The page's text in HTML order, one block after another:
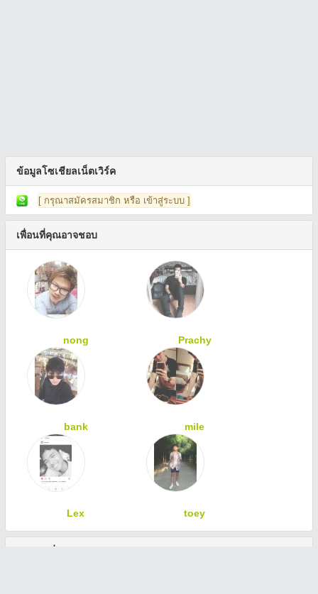
ข้อมูลโซเชียลเน็ตเวิร์ค
[ กรุณาสมัครสมาชิก หรือ เข้าสู่ระบบ ]
เพื่อนที่คุณอาจชอบ
nong Prachy
bank mile
Lex toey